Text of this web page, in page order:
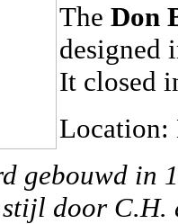
The Don
designed
It closed
Location:
gebouwd in
door C.H.